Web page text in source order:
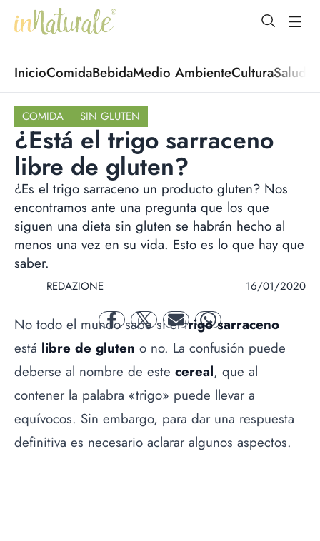
open
InicioComidaBebidaMedio AmbienteCulturaSalud
COMIDA SIN GLUTEN
¿Está el trigo sarraceno
libre de gluten?
¿Es el trigo sarraceno un producto gluten? Nos
encontramos ante una pregunta que los que
siguen una dieta sin gluten se habrán hecho al
menos una vez en su vida. Esto es lo que hay que
saber.
REDAZIONE 16/01/2020
facebooktwitter mail whatsapp
No todo el mundo sabe si el trigo sarraceno
está libre de gluten o no. La confusión puede
deberse al nombre de este cereal, que al
contener la palabra «trigo» puede llevar a
equívocos. Sin embargo, para dar una respuesta
definitiva es necesario aclarar algunos aspectos.